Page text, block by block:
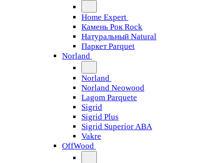
Home Expert
Камень Рок Rock
Натуральный Natural
Паркет Parquet
Norland
Norland
Norland Neowood
Lagom Parquete
Sigrid
Sigrid Plus
Sigrid Superior ABA
Vakre
OffWood